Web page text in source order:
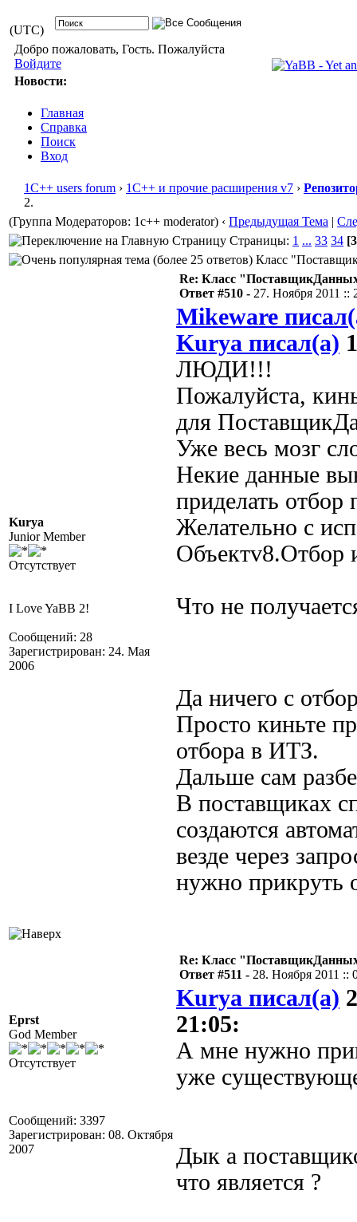
(UTC)
Добро пожаловать, Гость. Пожалуйста
Войдите
Новости:
Главная
Справка
Поиск
Вход
1С++ users forum › 1С++ и прочие расширения v7 ›
2.
(Группа Модераторов: 1c++ moderator) ‹ Предыдущая Тема |
Страницы: 1 ... 33 34
Класс
Kurya
Junior Member
Отсутствует
I Love YaBB 2!
Сообщений: 28
Зарегистрирован: 24. Мая
2006
Re: Класс
Ответ #510 - 27. Ноября 2011 ::
Mikeware
Kurya писал(а)
ЛЮДИ!!!
Пожалуйста,
для
Уже весь мозг
Некие данные
приделать
Желательно с
Объектv8.Отбор
Что не
Да ничего с
Просто киньте
отбора в ИТЗ.
Дальше сам
В поставщиках
создаются
везде через
нужно прикруть
Eprst
God Member
Отсутствует
Сообщений: 3397
Зарегистрирован: 08. Октября
2007
Re: Класс
Ответ #511 - 28. Ноября 2011 ::
Kurya писал(а)
21:05:
А мне нужно
уже
Дык а
что является ?